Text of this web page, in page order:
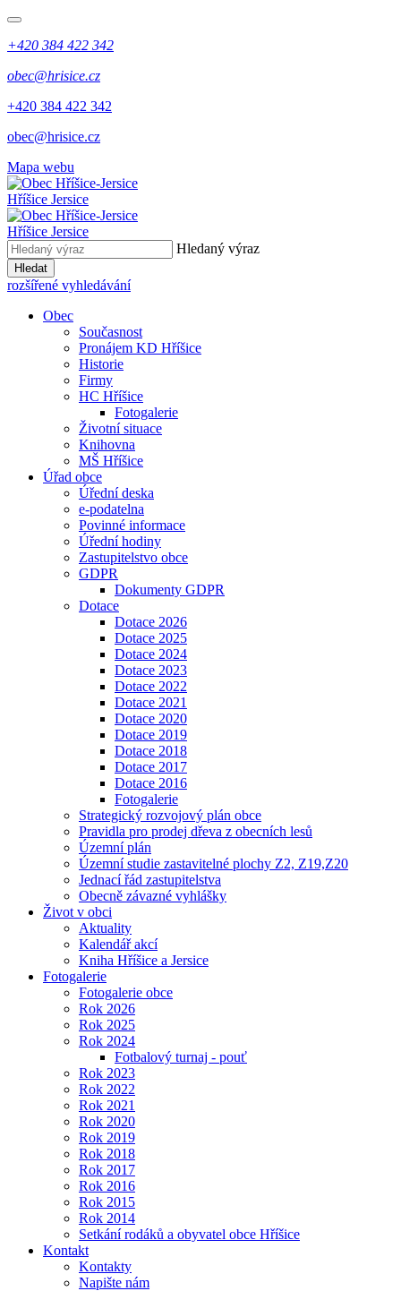
+420 384 422 342
obec@hrisice.cz
+420 384 422 342
obec@hrisice.cz
Mapa webu
Hříšice Jersice
Hříšice Jersice
Hledaný výraz
Hledat
rozšířené vyhledávání
Obec
Současnost
Pronájem KD Hříšice
Historie
Firmy
HC Hříšice
Fotogalerie
Životní situace
Knihovna
MŠ Hříšice
Úřad obce
Úřední deska
e-podatelna
Povinné informace
Úřední hodiny
Zastupitelstvo obce
GDPR
Dokumenty GDPR
Dotace
Dotace 2026
Dotace 2025
Dotace 2024
Dotace 2023
Dotace 2022
Dotace 2021
Dotace 2020
Dotace 2019
Dotace 2018
Dotace 2017
Dotace 2016
Fotogalerie
Strategický rozvojový plán obce
Pravidla pro prodej dřeva z obecních lesů
Územní plán
Územní studie zastavitelné plochy Z2, Z19,Z20
Jednací řád zastupitelstva
Obecně závazné vyhlášky
Život v obci
Aktuality
Kalendář akcí
Kniha Hříšice a Jersice
Fotogalerie
Fotogalerie obce
Rok 2026
Rok 2025
Rok 2024
Fotbalový turnaj - pouť
Rok 2023
Rok 2022
Rok 2021
Rok 2020
Rok 2019
Rok 2018
Rok 2017
Rok 2016
Rok 2015
Rok 2014
Setkání rodáků a obyvatel obce Hříšice
Kontakt
Kontakty
Napište nám